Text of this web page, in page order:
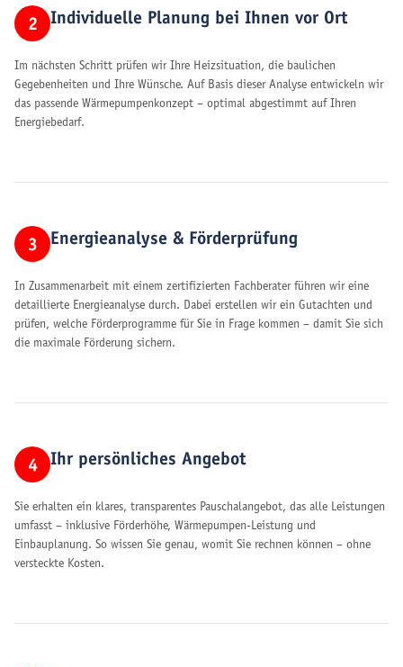
2 Individuelle Planung bei Ihnen vor Ort
Im nächsten Schritt prüfen wir Ihre Heizsituation, die baulichen
Gegebenheiten und Ihre Wünsche. Auf Basis dieser Analyse entwickeln wir
das passende Wärmepumpenkonzept – optimal abgestimmt auf Ihren
Energiebedarf.
3 Energieanalyse & Förderprüfung
In Zusammenarbeit mit einem zertifizierten Fachberater führen wir eine
detaillierte Energieanalyse durch. Dabei erstellen wir ein Gutachten und
prüfen, welche Förderprogramme für Sie in Frage kommen – damit Sie sich
die maximale Förderung sichern.
4 Ihr persönliches Angebot
Sie erhalten ein klares, transparentes Pauschalangebot, das alle Leistungen
umfasst – inklusive Förderhöhe, Wärmepumpen-Leistung und
Einbauplanung. So wissen Sie genau, womit Sie rechnen können – ohne
versteckte Kosten.